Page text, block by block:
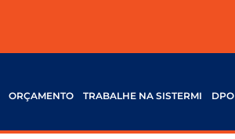
ORÇAMENTO TRABALHE NA SISTERMI DPO